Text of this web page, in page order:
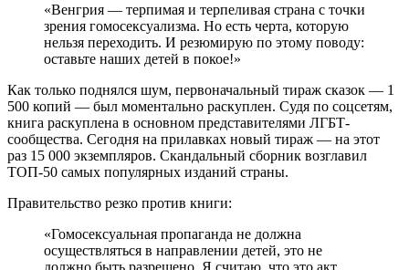
«Венгрия — терпимая и терпеливая страна с точки
зрения гомосексуализма. Но есть черта, которую
нельзя переходить. И резюмирую по этому поводу:
оставьте наших детей в покое!»
Как только поднялся шум, первоначальный тираж сказок — 1
500 копий — был моментально раскуплен. Судя по соцсетям,
книга раскуплена в основном представителями ЛГБТ-
сообщества. Сегодня на прилавках новый тираж — на этот
раз 15 000 экземпляров. Скандальный сборник возглавил
ТОП-50 самых популярных изданий страны.
Правительство резко против книги:
«Гомосексуальная пропаганда не должна
осуществляться в направлении детей, это не
должно быть разрешено. Я считаю, что это акт